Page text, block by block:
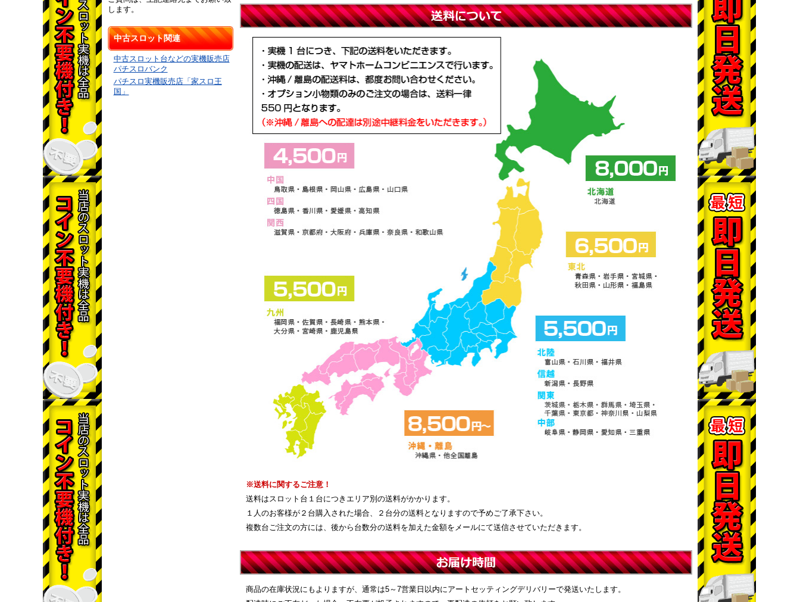
します。
中古スロット関連
中古スロット台などの実機販売店
パチスロバンク
パチスロ実機販売店「家スロ王
国」
※送料に関するご注意！
送料はスロット台１台につきエリア別の送料がかかります。
１人のお客様が２台購入された場合、２台分の送料となりますので予めご了承下さい。
複数台ご注文の方には、後から台数分の送料を加えた金額をメールにて送信させていただきます。
商品の在庫状況にもよりますが、通常は5～7営業日以内にアートセッティングデリバリーで発送いたします。